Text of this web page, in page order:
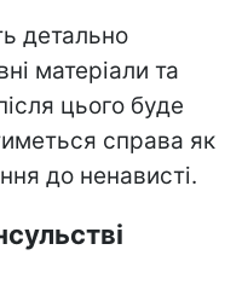
детально
матеріали та
цього буде
справа як
до ненависті.